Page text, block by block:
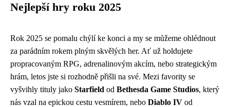
Nejlepší hry roku 2025
Rok 2025 se pomalu chýlí ke konci a my se můžeme ohlédnout
za parádním rokem plným skvělých her. Ať už holdujete
propracovaným RPG, adrenalinovým akcím, nebo strategickým
hrám, letos jste si rozhodně přišli na své. Mezi favority se
vyšvihly tituly jako Starfield od Bethesda Game Studios, který
nás vzal na epickou cestu vesmírem, nebo Diablo IV od